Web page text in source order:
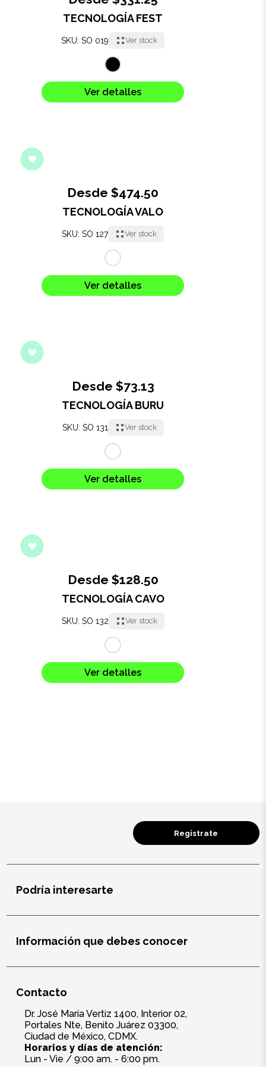
Tecnología
Llaveros
Herramientas
Mascotas
TECNOLOGÍA FEST
SKU: SO 019 Ver stock
Ver detalles
Desde $474.50
TECNOLOGÍA VALO
SKU: SO 127 Ver stock
Ver detalles
Desde $73.13
TECNOLOGÍA BURU
SKU: SO 131 Ver stock
Ver detalles
Desde $128.50
TECNOLOGÍA CAVO
SKU: SO 132 Ver stock
Ver detalles
Registrate
Podría interesarte
Información que debes conocer
Contacto
Dr. José María Vertiz 1400, Interior 02,
Portales Nte, Benito Juárez 03300,
Ciudad de México, CDMX.
Horarios y días de atención:
Lun - Vie / 9:00 am. - 6:00 pm.